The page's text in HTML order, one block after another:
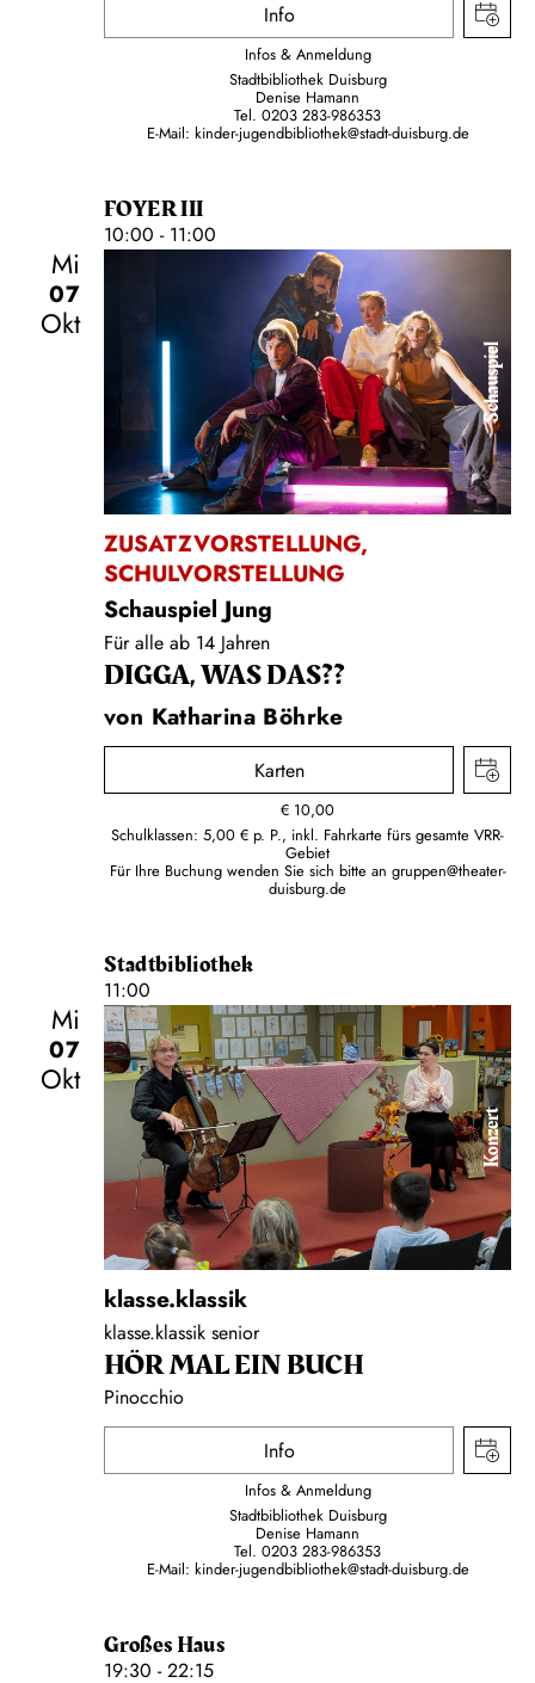
Info
Infos & Anmeldung
Stadtbibliothek Duisburg
Denise Hamann
Tel. 0203 283-986353
E-Mail: kinder-jugendbibliothek@stadt-duisburg.de
FOYER III
10:00 - 11:00
Mi
07
Okt
Schauspiel
ZUSATZVORSTELLUNG,
SCHULVORSTELLUNG
Schauspiel Jung
Für alle ab 14 Jahren
DIGGA, WAS DAS??
von Katharina Böhrke
Karten
€ 10,00
Schulklassen: 5,00 € p. P., inkl. Fahrkarte fürs gesamte VRR-
Gebiet
Für Ihre Buchung wenden Sie sich bitte an gruppen@theater-
duisburg.de
Stadtbibliothek
11:00
Mi
07
Okt
Konzert
klasse.klassik
klasse.klassik senior
HÖR MAL EIN BUCH
Pinocchio
Info
Infos & Anmeldung
Stadtbibliothek Duisburg
Denise Hamann
Tel. 0203 283-986353
E-Mail: kinder-jugendbibliothek@stadt-duisburg.de
Großes Haus
19:30 - 22:15